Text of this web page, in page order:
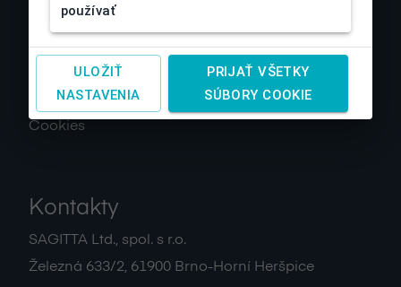
Doprava a platby
Spracovanie osobných údajov
Návody
Kontakty
Cookies
Kontakty
SAGITTA Ltd., spol. s r.o.
Železná 633/2, 61900 Brno-Horní Heršpice
používať
ULOŽIŤ
NASTAVENIA
PRIJAŤ VŠETKY
SÚBORY COOKIE